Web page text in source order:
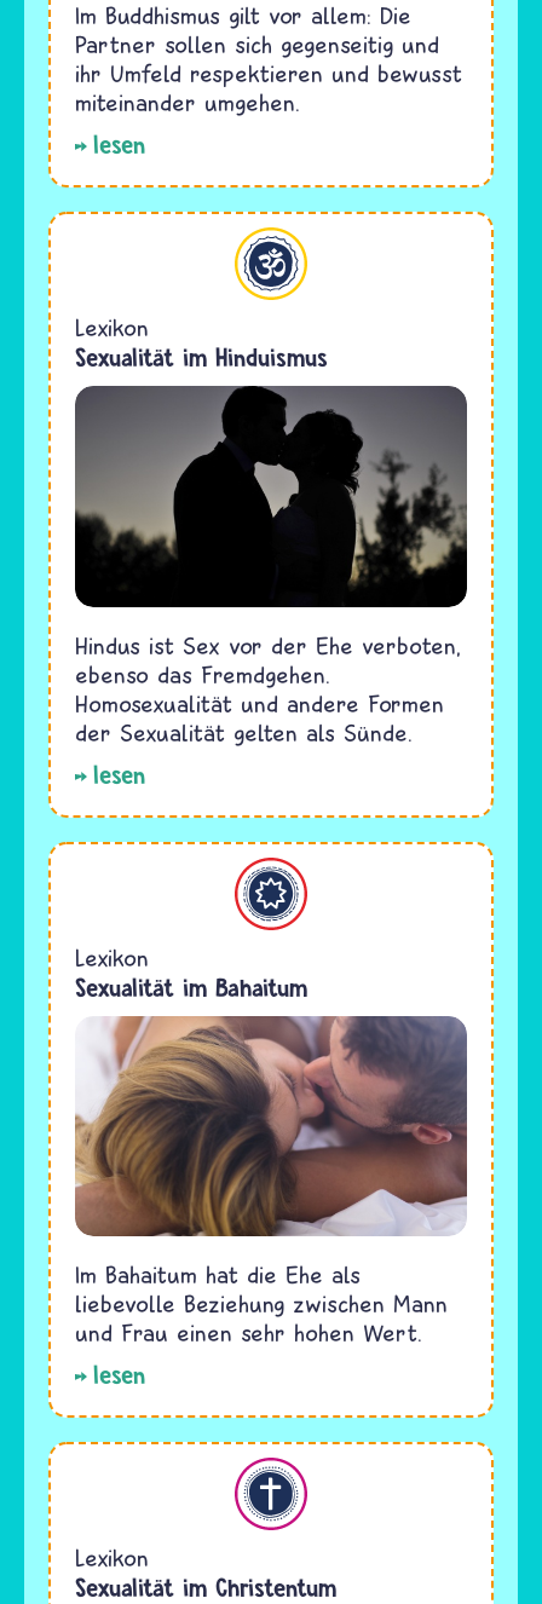
Im Buddhismus gilt vor allem: Die
Partner sollen sich gegenseitig und
ihr Umfeld respektieren und bewusst
miteinander umgehen.
lesen
Hinduismus
Lexikon
Sexualität im Hinduismus
Hindus ist Sex vor der Ehe verboten,
ebenso das Fremdgehen.
Homosexualität und andere Formen
der Sexualität gelten als Sünde.
lesen
Bahaitum
Lexikon
Sexualität im Bahaitum
Im Bahaitum hat die Ehe als
liebevolle Beziehung zwischen Mann
und Frau einen sehr hohen Wert.
lesen
Christentum
Lexikon
Sexualität im Christentum